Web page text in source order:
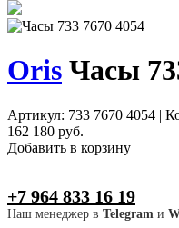
Oris Часы
Артикул: 733 7670 4054 |
162 180 руб.
Добавить в корзину
+7 964 833 16 19
Наш менеджер в Telegram и